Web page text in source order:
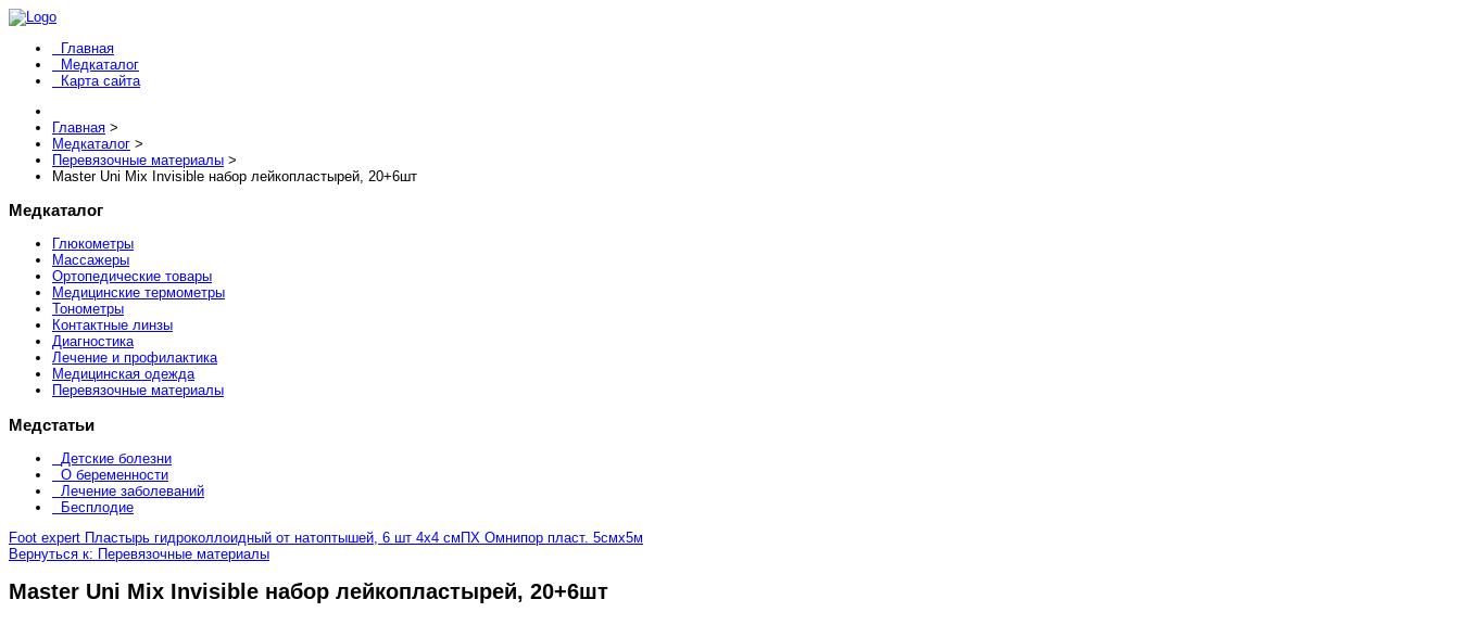
Главная
Медкаталог
Карта сайта
Главная >
Медкаталог >
Перевязочные материалы >
Master Uni Mix Invisible набор лейкопластырей, 20+6шт
Медкаталог
Глюкометры
Массажеры
Ортопедические товары
Медицинские термометры
Тонометры
Контактные линзы
Диагностика
Лечение и профилактика
Медицинская одежда
Перевязочные материалы
Медстатьи
Детские болезни
О беременности
Лечение заболеваний
Бесплодие
Foot expert Пластырь гидроколлоидный от натоптышей, 6 шт 4х4 см ПХ Омнипор пласт. 5смх5м
Вернуться к: Перевязочные материалы
Master Uni Mix Invisible набор лейкопластырей, 20+6шт